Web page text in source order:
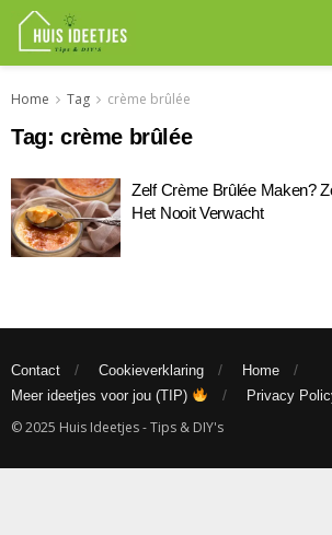
Home Tag crème brûlée
Tag: crème brûlée
Zelf Crème Brûlée Maken?
Het Nooit Verwacht
Contact Cookieverklaring
Home
Meer ideetjes voor jou (TIP)
Privacy
© 2025 Huis Ideetjes - Tips & DIY's